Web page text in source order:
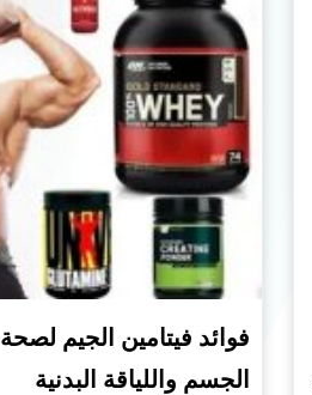
فوائد فيتامين الجيم لصحة
الجسم واللياقة البدنية